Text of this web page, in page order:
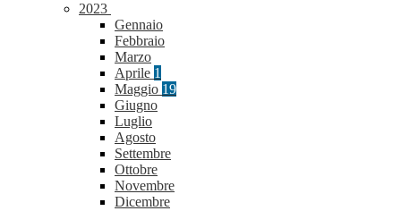
2023
Gennaio
Febbraio
Marzo
Aprile 1
Maggio 19
Giugno
Luglio
Agosto
Settembre
Ottobre
Novembre
Dicembre